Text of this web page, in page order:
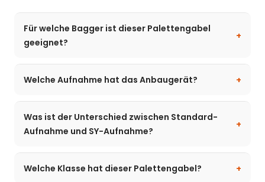
Für welche Bagger ist dieser Palettengabel
geeignet?
Welche Aufnahme hat das Anbaugerät?
Was ist der Unterschied zwischen Standard-
Aufnahme und SY-Aufnahme?
Welche Klasse hat dieser Palettengabel?